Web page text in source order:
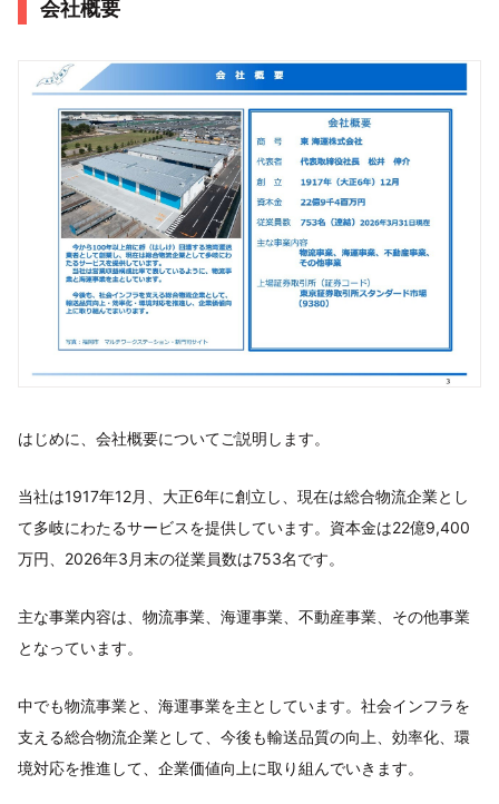
会社概要
はじめに、会社概要についてご説明します。
当社は1917年12月、大正6年に創立し、現在は総合物流企業とし
て多岐にわたるサービスを提供しています。資本金は22億9,400
万円、2026年3月末の従業員数は753名です。
主な事業内容は、物流事業、海運事業、不動産事業、その他事業
となっています。
中でも物流事業と、海運事業を主としています。社会インフラを
支える総合物流企業として、今後も輸送品質の向上、効率化、環
境対応を推進して、企業価値向上に取り組んでいきます。